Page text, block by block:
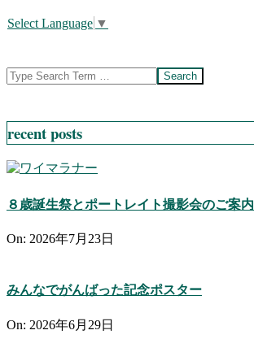
Select Language ▼
Search
recent posts
８歳誕生祭とポートレイト撮影会のご案内
On: 2026年7月23日
みんなでがんばった記念ポスター
On: 2026年6月29日